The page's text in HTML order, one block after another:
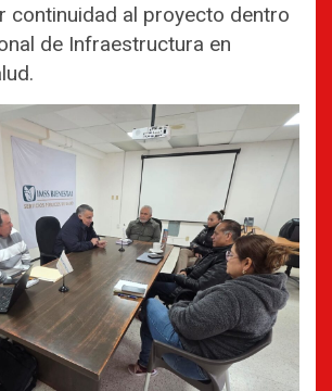
continuidad al proyecto dentro
de Infraestructura en